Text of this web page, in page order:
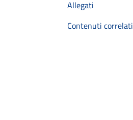
Allegati
Contenuti correlati